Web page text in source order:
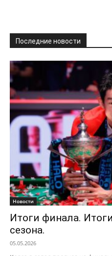
Последние новости
Новости
Итоги финала.
сезона.
05.05.2026